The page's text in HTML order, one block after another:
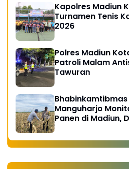
Kapolres Madiun
Turnamen Tenis
2026
Polres Madiun
Patroli Malam
Tawuran
Bhabinkamtibmas
Manguharjo
Panen di Madiun,